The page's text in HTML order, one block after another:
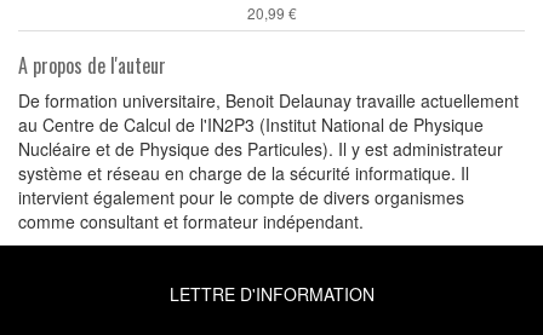
20,99 €
A propos de l'auteur
De formation universitaire, Benoit Delaunay travaille actuellement
au Centre de Calcul de l'IN2P3 (Institut National de Physique
Nucléaire et de Physique des Particules). Il y est administrateur
système et réseau en charge de la sécurité informatique. Il
intervient également pour le compte de divers organismes
comme consultant et formateur indépendant.
LETTRE D'INFORMATION